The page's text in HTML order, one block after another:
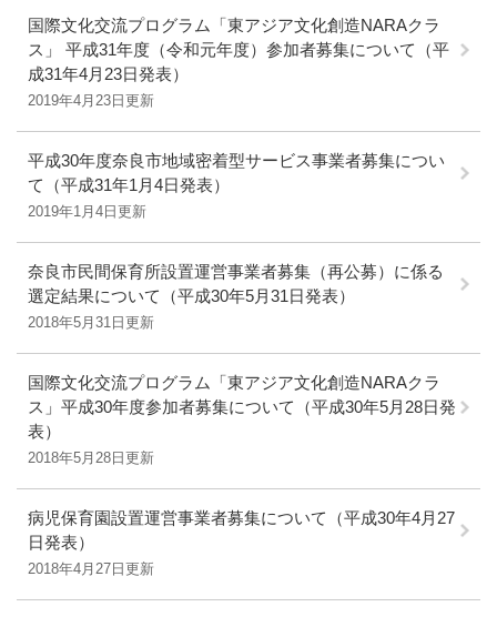
国際文化交流プログラム「東アジア文化創造NARAクラ
ス」 平成31年度（令和元年度）参加者募集について（平
成31年4月23日発表）
2019年4月23日更新
平成30年度奈良市地域密着型サービス事業者募集につい
て（平成31年1月4日発表）
2019年1月4日更新
奈良市民間保育所設置運営事業者募集（再公募）に係る
選定結果について（平成30年5月31日発表）
2018年5月31日更新
国際文化交流プログラム「東アジア文化創造NARAクラ
ス」平成30年度参加者募集について（平成30年5月28日発
表）
2018年5月28日更新
病児保育園設置運営事業者募集について（平成30年4月27
日発表）
2018年4月27日更新